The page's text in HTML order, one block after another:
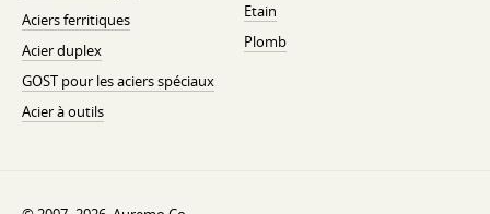
Aciers ferritiques
Acier duplex
GOST pour les aciers spéciaux
Acier à outils
Etain
Plomb